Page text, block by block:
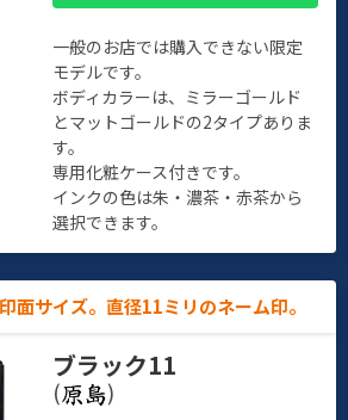
一般のお店では購入できない限定
モデルです。
ボディカラーは、ミラーゴールド
とマットゴールドの2タイプありま
す。
専用化粧ケース付きです。
インクの色は朱・濃茶・赤茶から
選択できます。
面サイズ。直径11ミリのネーム印。
ブラック11
(
)